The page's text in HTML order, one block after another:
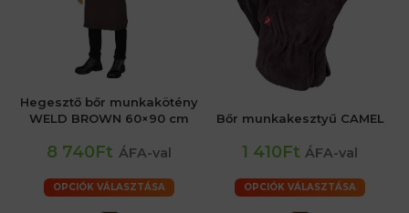
Hegesztő bőr munkakötény
WELD BROWN 60×90 cm
8 740Ft ÁFA-val
OPCIÓK VÁLASZTÁSA
Bőr munkakesztyű CAMEL
1 410Ft ÁFA-val
OPCIÓK VÁLASZTÁSA